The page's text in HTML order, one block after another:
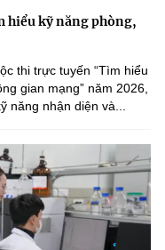
hiểu kỹ năng phòng,
thi trực tuyến “Tìm hiểu
gian mạng” năm 2026,
năng nhận diện và...